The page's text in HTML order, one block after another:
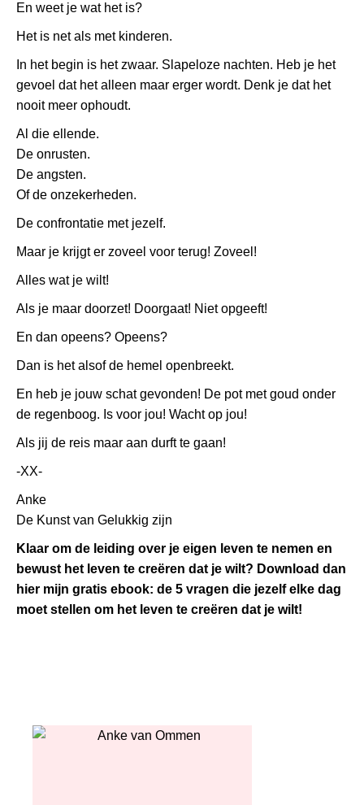
En weet je wat het is?
Het is net als met kinderen.
In het begin is het zwaar. Slapeloze nachten. Heb je het
gevoel dat het alleen maar erger wordt. Denk je dat het
nooit meer ophoudt.
Al die ellende.
De onrusten.
De angsten.
Of de onzekerheden.
De confrontatie met jezelf.
Maar je krijgt er zoveel voor terug! Zoveel!
Alles wat je wilt!
Als je maar doorzet! Doorgaat! Niet opgeeft!
En dan opeens? Opeens?
Dan is het alsof de hemel openbreekt.
En heb je jouw schat gevonden! De pot met goud onder
de regenboog. Is voor jou! Wacht op jou!
Als jij de reis maar aan durft te gaan!
-XX-
Anke
De Kunst van Gelukkig zijn
Klaar om de leiding over je eigen leven te nemen en
bewust het leven te creëren dat je wilt? Download dan
hier mijn gratis ebook: de 5 vragen die jezelf elke dag
moet stellen om het leven te creëren dat je wilt!